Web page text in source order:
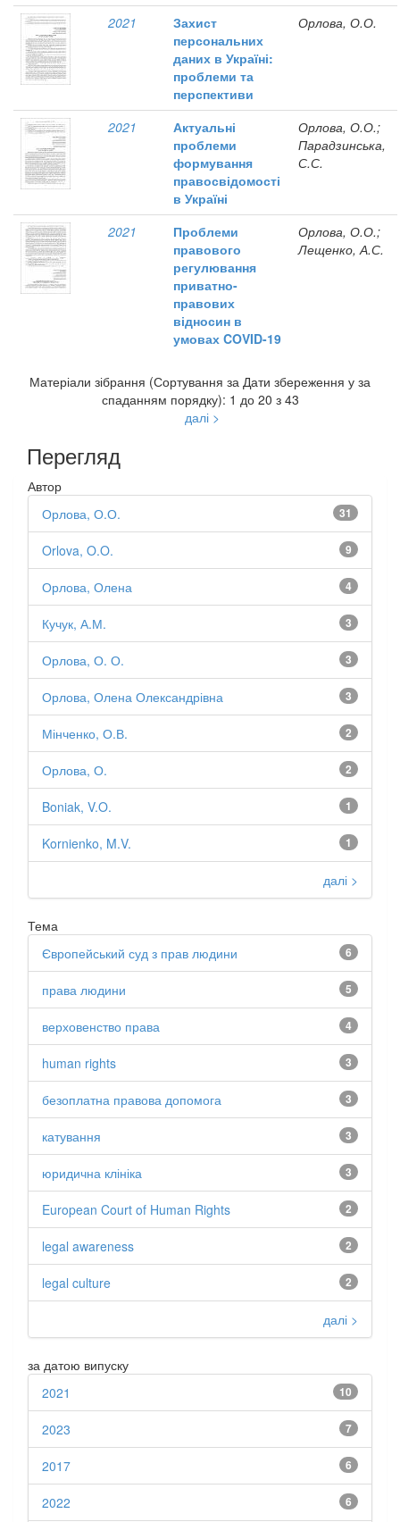
2021
Захист
персональних
даних в Україні:
проблеми та
перспективи
Орлова, О.О.
2021
Актуальні
проблеми
формування
правосвідомості
в Україні
Орлова, О.О.;
Парадзинська,
С.С.
2021
Проблеми
правового
регулювання
приватно-
правових
відносин в
умовах COVID-19
Орлова, О.О.;
Лещенко, А.С.
Матеріали зібрання (Сортування за Дати збереження у за
спаданням порядку): 1 до 20 з 43
далі >
Перегляд
Автор
31
Орлова, О.О.
9
Orlova, O.O.
4
Орлова, Олена
3
Кучук, А.М.
3
Орлова, О. О.
3
Орлова, Олена Олександрівна
2
Мінченко, О.В.
2
Орлова, О.
1
Boniak, V.O.
1
Kornienko, M.V.
далі >
Тема
6
Європейський суд з прав людини
5
права людини
4
верховенство права
3
human rights
3
безоплатна правова допомога
3
катування
3
юридична клініка
2
European Court of Human Rights
2
legal awareness
2
legal culture
далі >
за датою випуску
10
2021
7
2023
6
2017
6
2022